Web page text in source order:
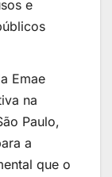
e
Emae
na
Paulo,
a
que o